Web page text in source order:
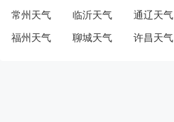
常州天气 临沂天气 通辽天气
福州天气 聊城天气 许昌天气